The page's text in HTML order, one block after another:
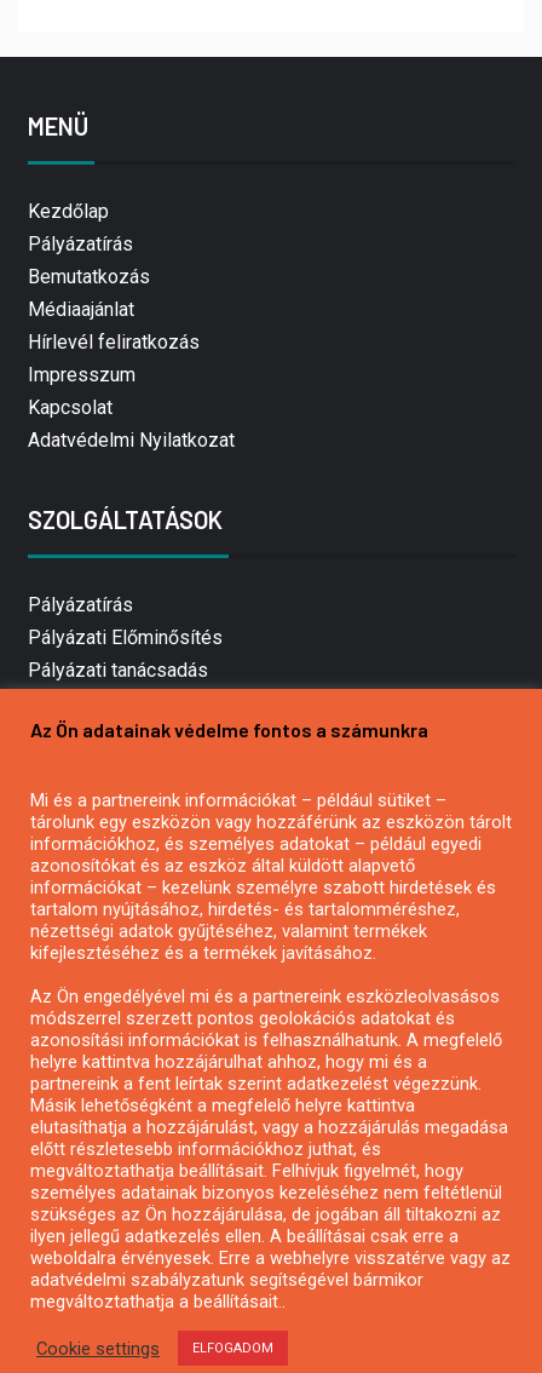
MENÜ
Kezdőlap
Pályázatírás
Bemutatkozás
Médiaajánlat
Hírlevél feliratkozás
Impresszum
Kapcsolat
Adatvédelmi Nyilatkozat
SZOLGÁLTATÁSOK
Pályázatírás
Pályázati Előminősítés
Pályázati tanácsadás
Mezőgazdasági pályázatírás
Pályázatírás civil szervezeteknek
Pályázatírás önkormányzatoknak
Pályázatfigyelés
Specifikus pályázatfigyelés vagy hírlevél
Pályázatok magánszemélyeknek
Pályázatok civil szervezeteknek
Pályázatok vállalkozásoknak
Önkormányzati pályázatok
Mezőgazdasági pályázatok
Falusi turizmus pályázatok
Napelem pályázatok
GINOP pályázatok
Az Ön adatainak védelme fontos a számunkra
Mi és a partnereink információkat – például sütiket –
tárolunk egy eszközön vagy hozzáférünk az eszközön tárolt
információkhoz, és személyes adatokat – például egyedi
azonosítókat és az eszköz által küldött alapvető
információkat – kezelünk személyre szabott hirdetések és
tartalom nyújtásához, hirdetés- és tartalomméréshez,
nézettségi adatok gyűjtéséhez, valamint termékek
kifejlesztéséhez és a termékek javításához.
Az Ön engedélyével mi és a partnereink eszközleolvasásos
módszerrel szerzett pontos geolokációs adatokat és
azonosítási információkat is felhasználhatunk. A megfelelő
helyre kattintva hozzájárulhat ahhoz, hogy mi és a
partnereink a fent leírtak szerint adatkezelést végezzünk.
Másik lehetőségként a megfelelő helyre kattintva
elutasíthatja a hozzájárulást, vagy a hozzájárulás megadása
előtt részletesebb információkhoz juthat, és
megváltoztathatja beállításait. Felhívjuk figyelmét, hogy
személyes adatainak bizonyos kezeléséhez nem feltétlenül
szükséges az Ön hozzájárulása, de jogában áll tiltakozni az
ilyen jellegű adatkezelés ellen. A beállításai csak erre a
weboldalra érvényesek. Erre a webhelyre visszatérve vagy az
adatvédelmi szabályzatunk segítségével bármikor
megváltoztathatja a beállításait..
Cookie settings ELFOGADOM